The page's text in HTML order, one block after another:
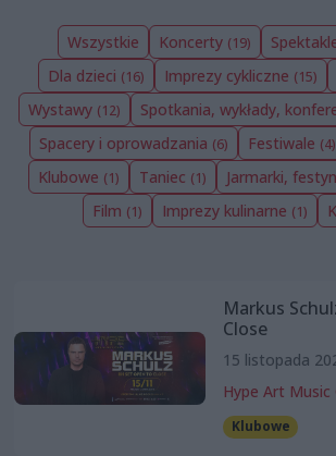
Wszystkie Koncerty (19)
Dla dzieci (16) Imprezy cykliczne (15)
Wystawy (12) Spotkania, wykłady,
Spacery i oprowadzania (6) Festiwale (4)
Klubowe (1) Taniec (1) Jarmarki,
Film (1) Imprezy kulinarne (1)
Markus
Close
15 listopada
Hype Art Music
Klubowe